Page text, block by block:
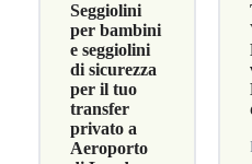
Seggiolini
per bambini
e seggiolini
di sicurezza
per il tuo
transfer
privato a
Aeroporto